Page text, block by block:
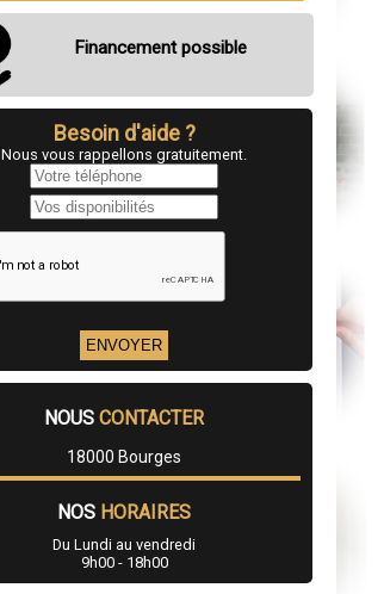
Financement possible
Besoin d'aide ?
Nous vous rappellons gratuitement.
NOUS CONTACTER
18000 Bourges
NOS HORAIRES
Du Lundi au vendredi
9h00 - 18h00